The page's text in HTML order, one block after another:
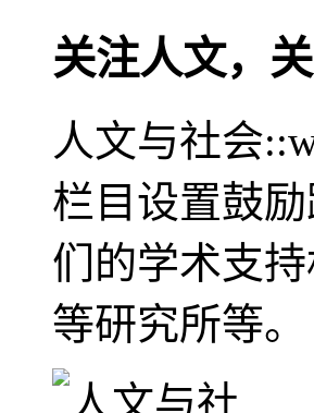
关注人文，
人文与社会
栏目设置鼓
们的学术支
等研究所等。